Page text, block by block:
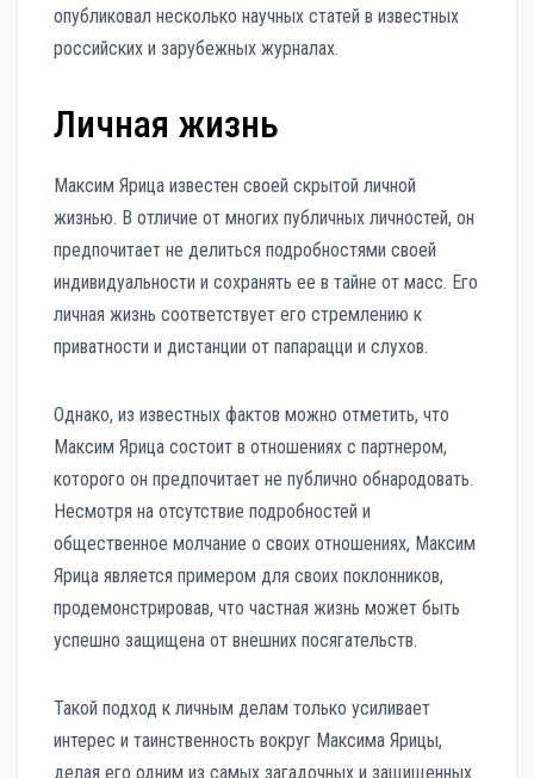
опубликовал несколько научных статей в известных
российских и зарубежных журналах.
Личная жизнь
Максим Ярица известен своей скрытой личной
жизнью. В отличие от многих публичных личностей, он
предпочитает не делиться подробностями своей
индивидуальности и сохранять ее в тайне от масс. Его
личная жизнь соответствует его стремлению к
приватности и дистанции от папарацци и слухов.
Однако, из известных фактов можно отметить, что
Максим Ярица состоит в отношениях с партнером,
которого он предпочитает не публично обнародовать.
Несмотря на отсутствие подробностей и
общественное молчание о своих отношениях, Максим
Ярица является примером для своих поклонников,
продемонстрировав, что частная жизнь может быть
успешно защищена от внешних посягательств.
Такой подход к личным делам только усиливает
интерес и таинственность вокруг Максима Ярицы,
делая его одним из самых загадочных и защищенных